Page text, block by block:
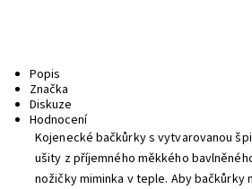
Popis
Značka
Diskuze
Hodnocení
Kojenecké bačkůrky s vytvarovanou
ušity z příjemného měkkého
nožičky miminka v teple. Aby bačkůrky